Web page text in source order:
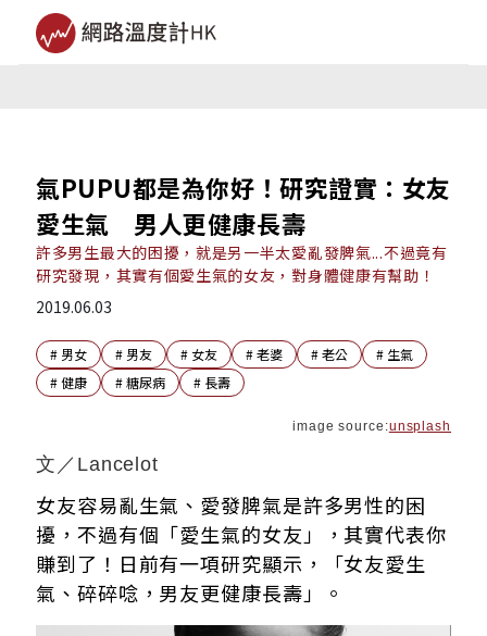
氣PUPU都是為你好！研究證實：女友
愛生氣 男人更健康長壽
許多男生最大的困擾，就是另一半太愛亂發脾氣...不過竟有
研究發現，其實有個愛生氣的女友，對身體健康有幫助！
2019.06.03
# 男女 # 男友 # 女友 #老婆 #老公 # 生氣
#健康 #糖尿病 # 長壽
image source:unsplash
文／Lancelot
女友容易亂生氣、愛發脾氣是許多男性的困
擾，不過有個「愛生氣的女友」，其實代表你
賺到了！日前有一項研究顯示，「女友愛生
氣、碎碎唸，男友更健康長壽」。